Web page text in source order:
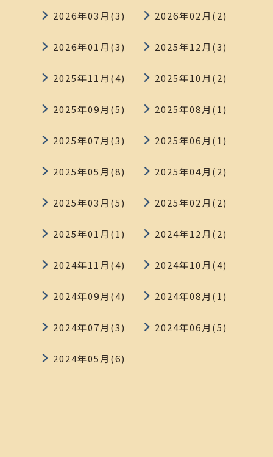
2026年03月(3) 2026年02月(2)
2026年01月(3) 2025年12月(3)
2025年11月(4) 2025年10月(2)
2025年09月(5) 2025年08月(1)
2025年07月(3) 2025年06月(1)
2025年05月(8) 2025年04月(2)
2025年03月(5) 2025年02月(2)
2025年01月(1) 2024年12月(2)
2024年11月(4) 2024年10月(4)
2024年09月(4) 2024年08月(1)
2024年07月(3) 2024年06月(5)
2024年05月(6)